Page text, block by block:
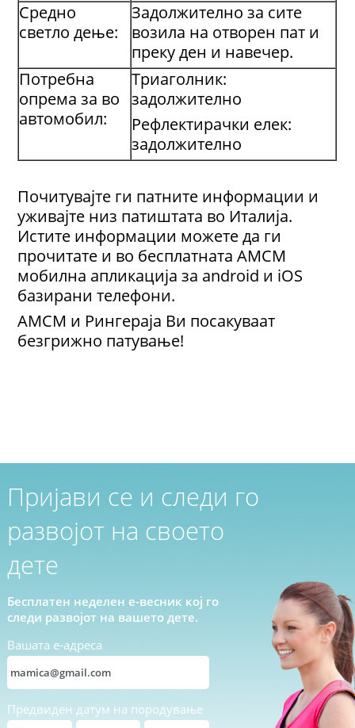
Средно
светло дење:
Задолжително за сите
возила на отворен пат и
преку ден и навечер.
Потребна
опрема за во
автомобил:
Триаголник:
задолжително
Рефлектирачки елек:
задолжително
Почитувајте ги патните информации и
уживајте низ патиштата во Италија.
Истите информации можете да ги
прочитате и во бесплатната АМСМ
мобилна апликација за android и iOS
базирани телефони.
АМСМ и Рингераја Ви посакуваат
безгрижно патување!
Пријави се и следи го
развојот на своето
дете
Бесплатен неделен е-весник кој го
следи развојот на вашето дете.
Вашата е-адреса
Предвиден датум на породување